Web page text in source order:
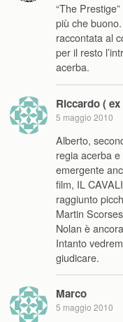
“The
più che
raccontata al
per il resto
acerba.
Riccardo (
5 maggio 2010
Alberto,
regia acerba
emergente
film, IL
raggiunto
Martin
Nolan è
Intanto
giudicare.
Marco
5 maggio 2010